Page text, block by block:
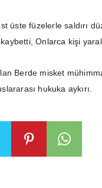
üste füzelerle saldırı
Onlarca kişi
Berde misket
hukuka aykırı.